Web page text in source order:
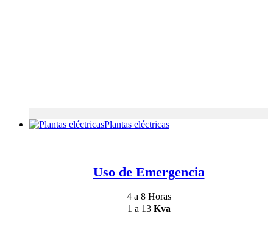
Plantas eléctricas
Uso de Emergencia
4 a 8 Horas
1 a 13 Kva